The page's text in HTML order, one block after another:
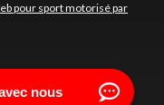
pour sport motorisé par